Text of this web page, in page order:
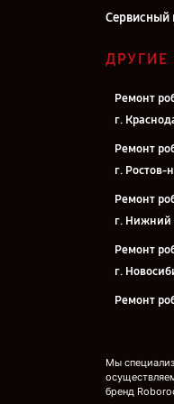
Сервисный
ДРУГИЕ
Ремонт
г.
Ремонт
г. Ростов-
Ремонт
г. Нижний
Ремонт
г.
Ремонт
г.
Мы
бренд